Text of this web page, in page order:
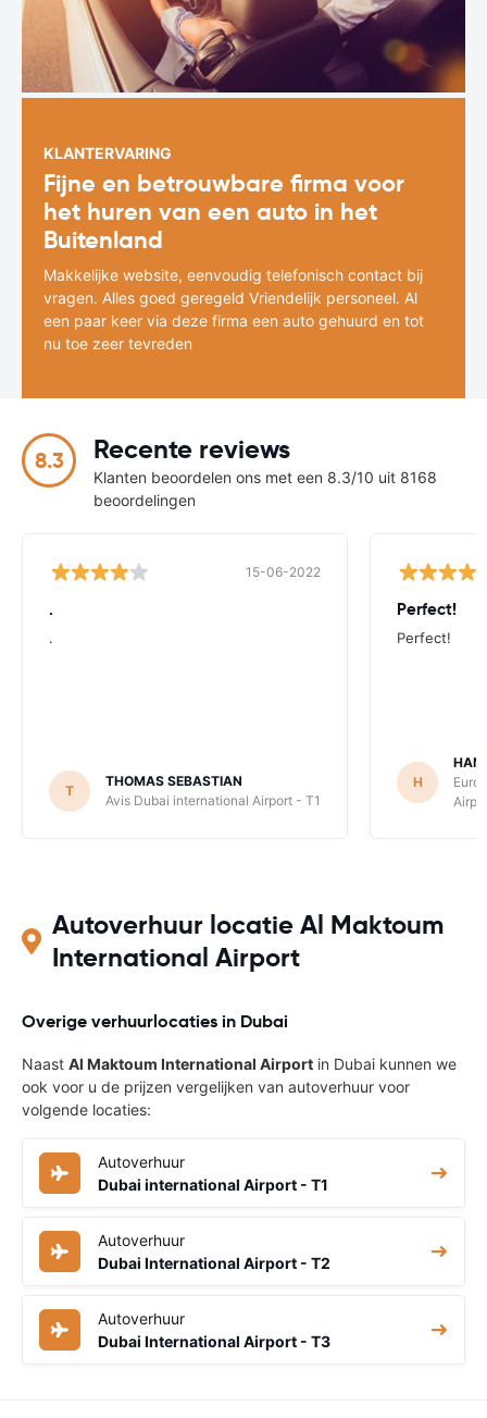
KLANTERVARING
Fijne en betrouwbare firma voor
het huren van een auto in het
Buitenland
Makkelijke website, eenvoudig telefonisch contact bij
vragen. Alles goed geregeld Vriendelijk personeel. Al
een paar keer via deze firma een auto gehuurd en tot
nu toe zeer tevreden
8.3 Recente reviews
Klanten beoordelen ons met een 8.3/10 uit 8168
beoordelingen
15-06-2022
.
.
T
THOMAS SEBASTIAN
Avis Dubai international Airport - T1
Perfect!
Perfect!
H
Autoverhuur locatie Al Maktoum
International Airport
Overige verhuurlocaties in Dubai
Naast Al Maktoum International Airport in Dubai kunnen we
ook voor u de prijzen vergelijken van autoverhuur voor
volgende locaties:
Autoverhuur
Dubai international Airport - T1
Autoverhuur
Dubai International Airport - T2
Autoverhuur
Dubai International Airport - T3